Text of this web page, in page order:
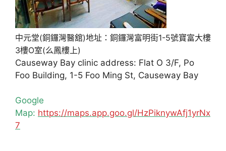
中元堂(銅鑼灣醫舘)地址：銅鑼灣富明街1-5號寶富大樓
3樓O室(么鳳樓上)
Causeway Bay clinic address: Flat O 3/F, Po
Foo Building, 1-5 Foo Ming St, Causeway Bay
Google
Map: https://maps.app.goo.gl/HzPiknywAfj1yrNx
7